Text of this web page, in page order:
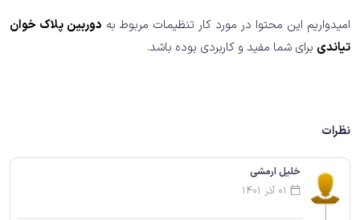
امیدواریم این محتوا در مورد کار تنظیمات مربوط به دوربین پلاک خوان
تیاندی برای شما مفید و کاربردی بوده باشد.
نظرات
خلیل ارمشی
01 آذر 1401